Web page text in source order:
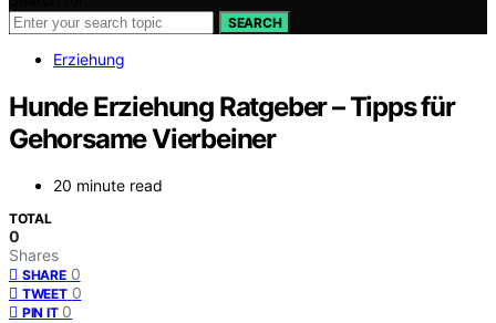
SEARCH
Erziehung
Hunde Erziehung Ratgeber – Tipps für
Gehorsame Vierbeiner
20 minute read
TOTAL
0
Shares
SHARE 0
TWEET 0
PIN IT 0